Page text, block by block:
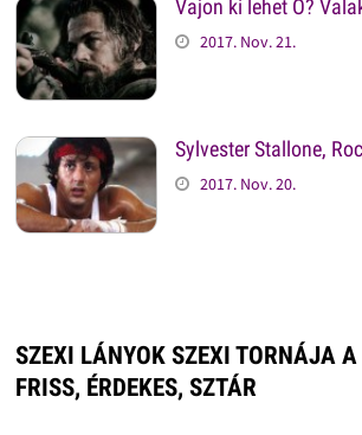
Vajon ki lehet Ő?
2017. Nov. 21.
Sylvester Stallone,
2017. Nov. 20.
SZEXI LÁNYOK SZEXI TORNÁJA
FRISS, ÉRDEKES, SZTÁR